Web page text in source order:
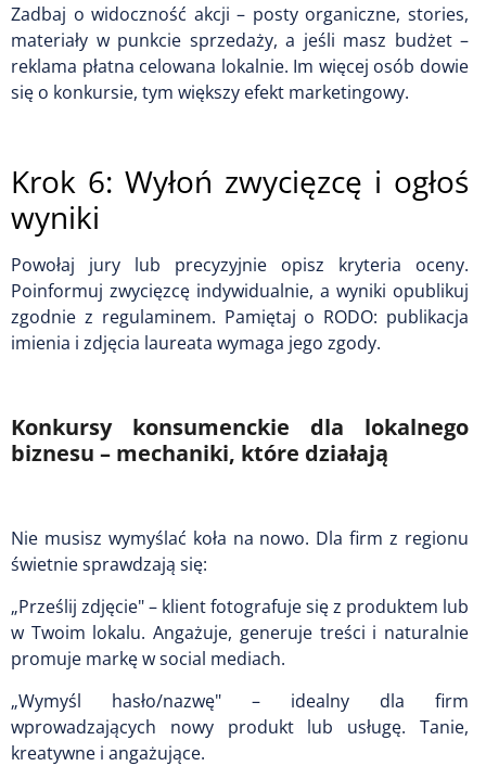
Zadbaj o widoczność akcji – posty organiczne, stories,
materiały w punkcie sprzedaży, a jeśli masz budżet –
reklama płatna celowana lokalnie. Im więcej osób dowie
się o konkursie, tym większy efekt marketingowy.
Krok 6: Wyłoń zwycięzcę i ogłoś
wyniki
Powołaj jury lub precyzyjnie opisz kryteria oceny.
Poinformuj zwycięzcę indywidualnie, a wyniki opublikuj
zgodnie z regulaminem. Pamiętaj o RODO: publikacja
imienia i zdjęcia laureata wymaga jego zgody.
Konkursy konsumenckie dla lokalnego
biznesu – mechaniki, które działają
Nie musisz wymyślać koła na nowo. Dla firm z regionu
świetnie sprawdzają się:
„Prześlij zdjęcie" – klient fotografuje się z produktem lub
w Twoim lokalu. Angażuje, generuje treści i naturalnie
promuje markę w social mediach.
„Wymyśl hasło/nazwę" – idealny dla firm
wprowadzających nowy produkt lub usługę. Tanie,
kreatywne i angażujące.